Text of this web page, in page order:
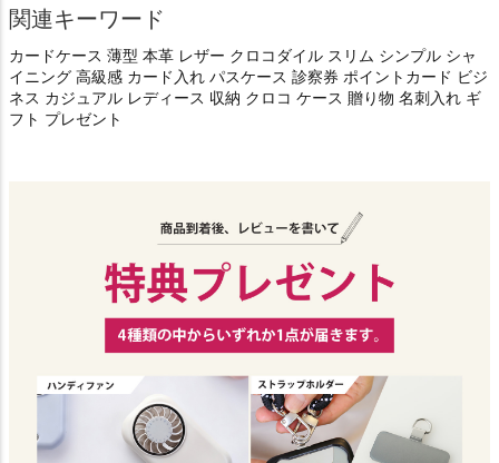
関連キーワード
カードケース 薄型 本革 レザー クロコダイル スリム シンプル シャ
イニング 高級感 カード入れ パスケース 診察券 ポイントカード ビジ
ネス カジュアル レディース 収納 クロコ ケース 贈り物 名刺入れ ギ
フト プレゼント